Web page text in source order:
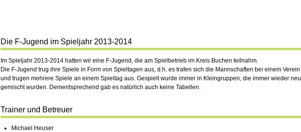
Die F-Jugend im Spieljahr 2013-2014
Im Spieljahr 2013-2014 hatten wir eine F-Jugend, die am Spielbetrieb im Kreis Buchen teilnahm.
Die F-Jugend trug ihre Spiele in Form von Spieltagen aus, d.h. es trafen sich die Mannschaften bei einem Verein
und trugen mehrere Spiele an einem Spieltag aus. Gespielt wurde immer in Kleingruppen, die immer wieder neu
gemischt wurden. Dementsprechend gab es natürlich auch keine Tabellen.
Trainer und Betreuer
Michael Heuser